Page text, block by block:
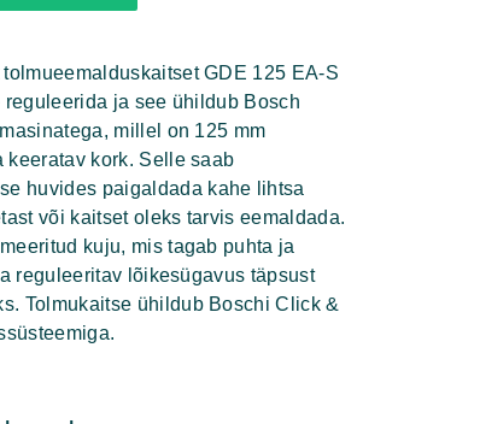
GDE 125 EA-S
ja see ühildub Bosch
millel on 125 mm
keeratav kork. Selle saab
huvides paigaldada kahe lihtsa
või kaitset oleks tarvis eemaldada.
kuju, mis tagab puhta ja
reguleeritav lõikesügavus täpsust
Tolmukaitse ühildub Boschi Click &